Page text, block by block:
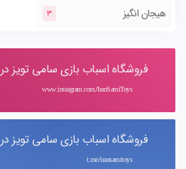
هیجان انگیز 3
فروشگاه اسباب بازی سامی تویز در
www.instagram.com/IranSamiToys
فروشگاه اسباب بازی سامی تویز در
t.me/iransamitoys